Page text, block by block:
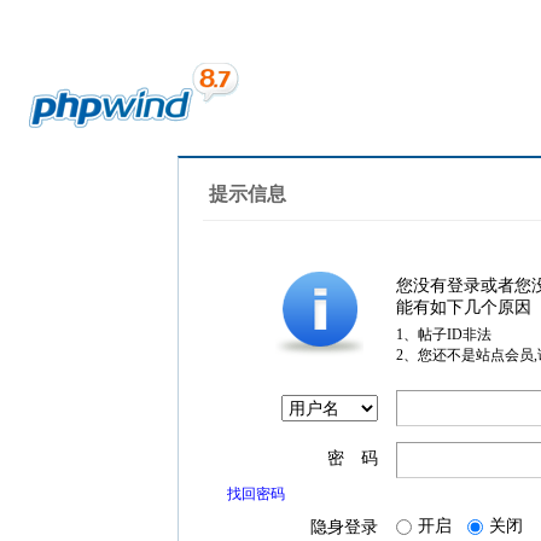
提示信息
您没有登录或者您
能有如下几个原因
1、帖子ID非法
2、您还不是站点会员
密 码
找回密码
隐身登录 开启 关闭